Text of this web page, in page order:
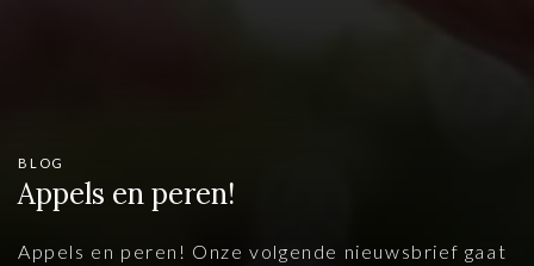
BLOG
Appels en peren!
Appels en peren! Onze volgende nieuwsbrief gaat